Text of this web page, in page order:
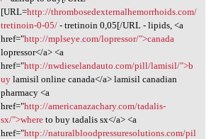
[URL=http://thrombosedexternalhemorrhoids.com/
tretinoin-0-05/- tretinoin 0,05[/URL - lipids, <a
href="http://mplseye.com/lopressor/">canada
lopressor</a> <a
href="http://nwdieselandauto.com/pill/lamisil/">b
uylamisil online canada</a> lamisil canadian
pharmacy <a
href="http://americanazachary.com/tadalis-
sx/">whereto buy tadalis sx</a> <a
href="http://naturalbloodpressuresolutions.com/pil